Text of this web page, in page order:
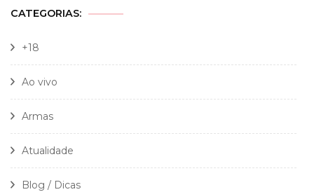
CATEGORIAS:
+18
Ao vivo
Armas
Atualidade
Blog / Dicas